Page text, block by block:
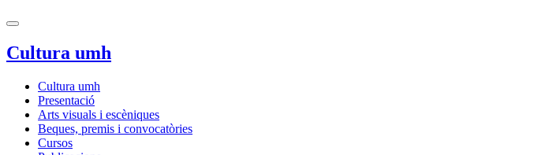
Cultura umh
Cultura umh
Presentació
Arts visuals i escèniques
Beques, premis i convocatòries
Cursos